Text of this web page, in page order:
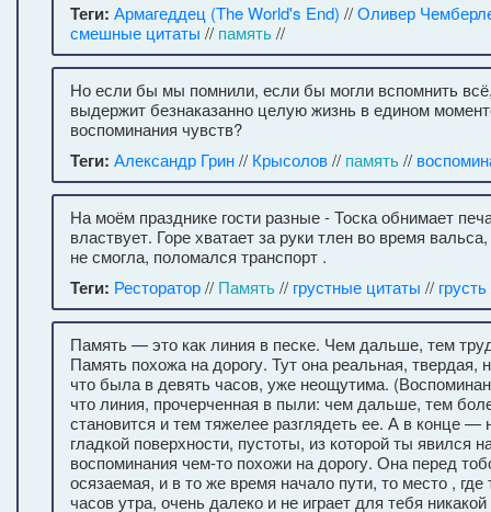
Теги: Армагеддец (The World's End) //Оливер
смешные цитаты // память//
Но если бы мы помнили, если бы могли вспомнить
выдержит безнаказанно целую жизнь в едином
воспоминания чувств?
Теги: Александр Грин// Крысолов// память//
На моём празднике гости разные - Тоска обнимает
властвует. Горе хватает за руки тлен во время
не смогла, поломался транспорт .
Теги: Ресторатор// Память// грустные цитаты // грусть
Память — это как линия в песке. Чем дальше, тем
Память похожа на дорогу. Тут она реальная, твердая,
что была в девять часов, уже неощутима.
что линия, прочерченная в пыли: чем дальше, тем
становится и тем тяжелее разглядеть ее. А в конце —
гладкой поверхности, пустоты, из которой ты явился
воспоминания чем-то похожи на дорогу. Она перед
осязаемая, и в то же время начало пути, то место ,
часов утра, очень далеко и не играет для тебя